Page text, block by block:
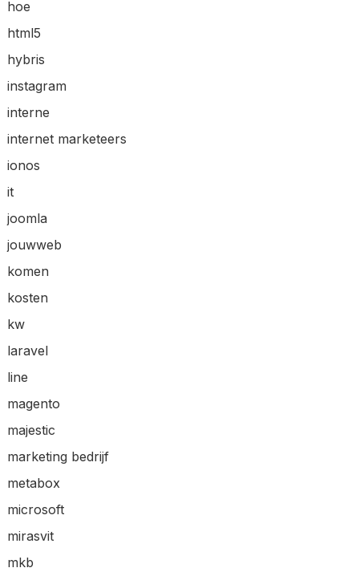
hoe
html5
hybris
instagram
interne
internet marketeers
ionos
it
joomla
jouwweb
komen
kosten
kw
laravel
line
magento
majestic
marketing bedrijf
metabox
microsoft
mirasvit
mkb